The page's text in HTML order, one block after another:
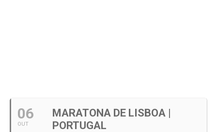
06
OUT
MARATONA DE LISBOA |
PORTUGAL